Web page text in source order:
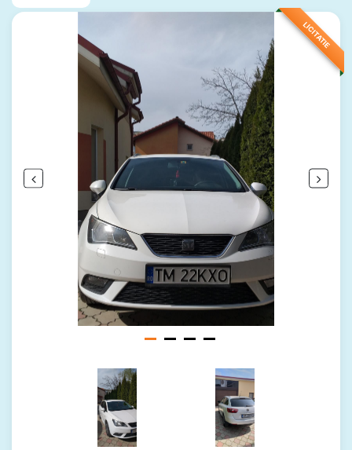
LICITATIE